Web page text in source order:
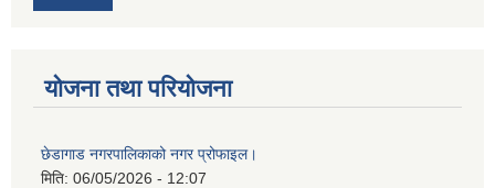
योजना तथा परियोजना
छेडागाड नगरपालिकाको नगर प्रोफाइल।
मिति: 06/05/2026 - 12:07